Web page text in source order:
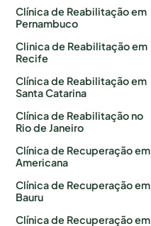
Clínica de Reabilitação em
Pernambuco
Clinica de Reabilitação em
Recife
Clínica de Reabilitação em
Santa Catarina
Clínica de Reabilitação no
Rio de Janeiro
Clínica de Recuperação em
Americana
Clínica de Recuperação em
Bauru
Clínica de Recuperação em